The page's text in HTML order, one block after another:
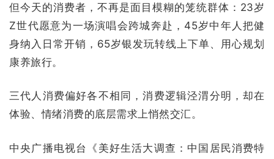
但今天的消费者，不再是面目模糊的笼统群体：23岁
Z世代愿意为一场演唱会跨城奔赴，45岁中年人把健
身纳入日常开销，65岁银发玩转线上下单、用心规划
康养旅行。
三代人消费偏好各不相同，消费逻辑泾渭分明，却在
体验、情绪消费的底层需求上悄然交汇。
中央广播电视台《 美好生活大调查：中国居民消费特